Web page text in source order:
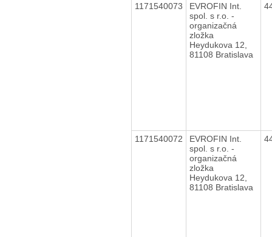
1171540073
EVROFIN Int.
spol. s r.o. -
organizačná
zložka
Heydukova 12,
81108 Bratislava
1171540072
EVROFIN Int.
spol. s r.o. -
organizačná
zložka
Heydukova 12,
81108 Bratislava